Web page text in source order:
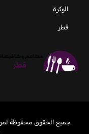
الوكرة
قطر
جميع الحقوق محفوظة